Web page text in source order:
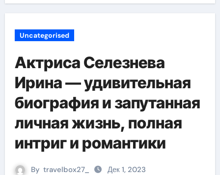
Uncategorised
Актриса Селезнева
Ирина — удивительная
биография и запутанная
личная жизнь, полная
интриг и романтики
By travelbox27_ Дек 1, 2023